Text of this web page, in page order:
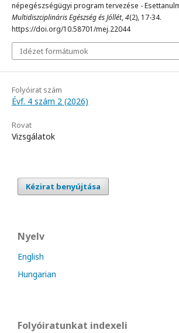
népegészségügyi program tervezése -
Multidiszciplináris Egészség és Jóllét,4(2), 17-34.
https://doi.org/10.58701/mej.22044
Idézet formátumok
Folyóirat szám
Évf. 4 szám 2 (2026)
Rovat
Vizsgálatok
Kézirat benyújtása
Nyelv
English
Hungarian
Folyóiratunkat indexeli